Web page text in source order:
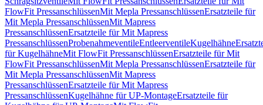
FlowFit PressanschlüssenMit Mepla PressanschlüssenErsatzteile für
Mit Mepla PressanschlüssenMit Mapress
PressanschlüssenErsatzteile für Mit Mapress
PressanschlüssenProbenahmeventileEntleerventileKugelhähne
für KugelhähneMit FlowFit PressanschlüssenErsatzteile für Mit
FlowFit PressanschlüssenMit Mepla PressanschlüssenErsatzteile für
Mit Mepla PressanschlüssenMit Mapress
PressanschlüssenErsatzteile für Mit Mapress
PressanschlüssenKugelhähne für UP-MontageErsatzteile für